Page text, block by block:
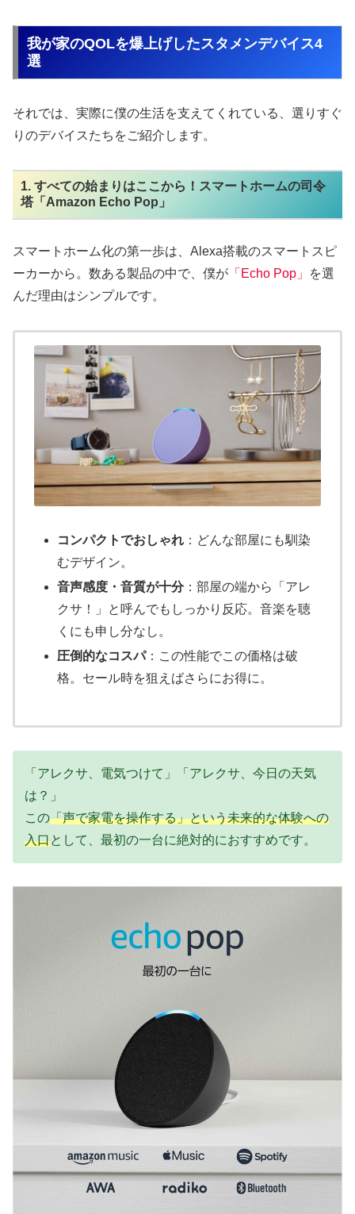
我が家のQOLを爆上げしたスタメンデバイス4
選
それでは、実際に僕の生活を支えてくれている、選りすぐ
りのデバイスたちをご紹介します。
1. すべての始まりはここから！スマートホームの司令
塔「Amazon Echo Pop」
スマートホーム化の第一歩は、Alexa搭載のスマートスピ
ーカーから。数ある製品の中で、僕が 「Echo Pop」
を選
んだ理由はシンプルです。
コンパクトでおしゃれ ：どんな部屋にも馴染
むデザイン。
音声感度・音質が十分：部屋の端から「アレ
クサ！」と呼んでもしっかり反応。音楽を聴
くにも申し分なし。
圧倒的なコスパ：この性能でこの価格は破
格。セール時を狙えばさらにお得に。
「アレクサ、電気つけて」「アレクサ、今日の天気
は？」
この「声で家電を操作する」という未来的な体験への
入口として、最初の一台に絶対的におすすめです。